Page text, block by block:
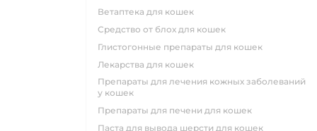
ветаптека для кошек
средство от блох для кошек
глистогонные препараты для кошек
лекарства для кошек
препараты для лечения кожных заболеваний
у кошек
препараты для печени для кошек
паста для вывода шерсти для кошек